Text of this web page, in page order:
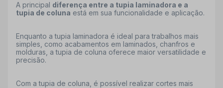
A principal diferença entre a tupia laminadora e a
tupia de coluna está em sua funcionalidade e aplicação.
Enquanto a tupia laminadora é ideal para trabalhos mais
simples, como acabamentos em laminados, chanfros e
molduras, a tupia de coluna oferece maior versatilidade e
precisão.
Com a tupia de coluna, é possível realizar cortes mais